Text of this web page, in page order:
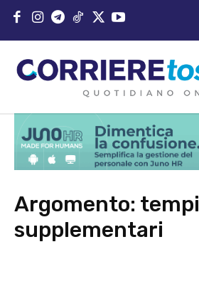
Argomento: tempi
supplementari